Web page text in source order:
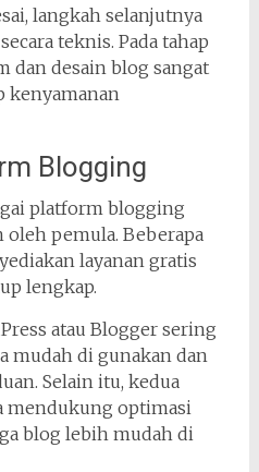
langkah selanjutnya
teknis. Pada tahap
dan desain blog sangat
kenyamanan
Blogging
platform blogging
oleh pemula. Beberapa
layanan gratis
lengkap.
atau Blogger sering
mudah di gunakan dan
Selain itu, kedua
mendukung optimasi
blog lebih mudah di